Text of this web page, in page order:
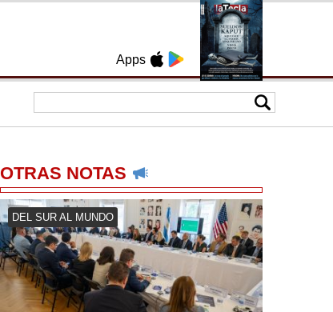
Apps
OTRAS NOTAS
DEL SUR AL MUNDO